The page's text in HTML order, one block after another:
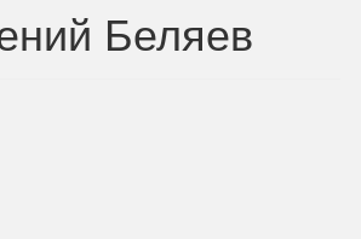
Беляев